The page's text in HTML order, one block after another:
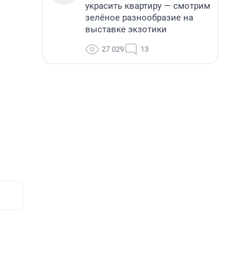
украсить квартиру — смотрим
зелёное разнообразие на
выставке экзотики
27 029 13